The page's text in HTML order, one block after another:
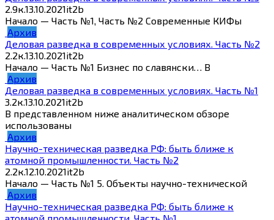
2.9к.13.10.2021it2b
Начало — Часть №1, Часть №2 Современные КИФы
Архив
Деловая разведка в современных условиях. Часть №2
2.2к.13.10.2021it2b
Начало — Часть №1 Бизнес по славянски… В
Архив
Деловая разведка в современных условиях. Часть №1
3.2к.13.10.2021it2b
В представленном ниже аналитическом обзоре
использованы
Архив
Научно-техническая разведка РФ: быть ближе к
атомной промышленности. Часть №2
2.2к.12.10.2021it2b
Начало — Часть №1 5. Объекты научно-технической
Архив
Научно-техническая разведка РФ: быть ближе к